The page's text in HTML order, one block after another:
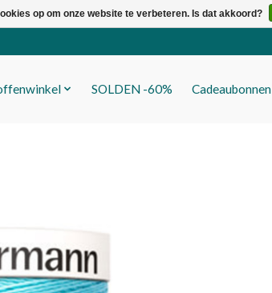
SOLDEN -60% Cadeaubonnen
op om onze website te verbeteren. Is dat akkoord?